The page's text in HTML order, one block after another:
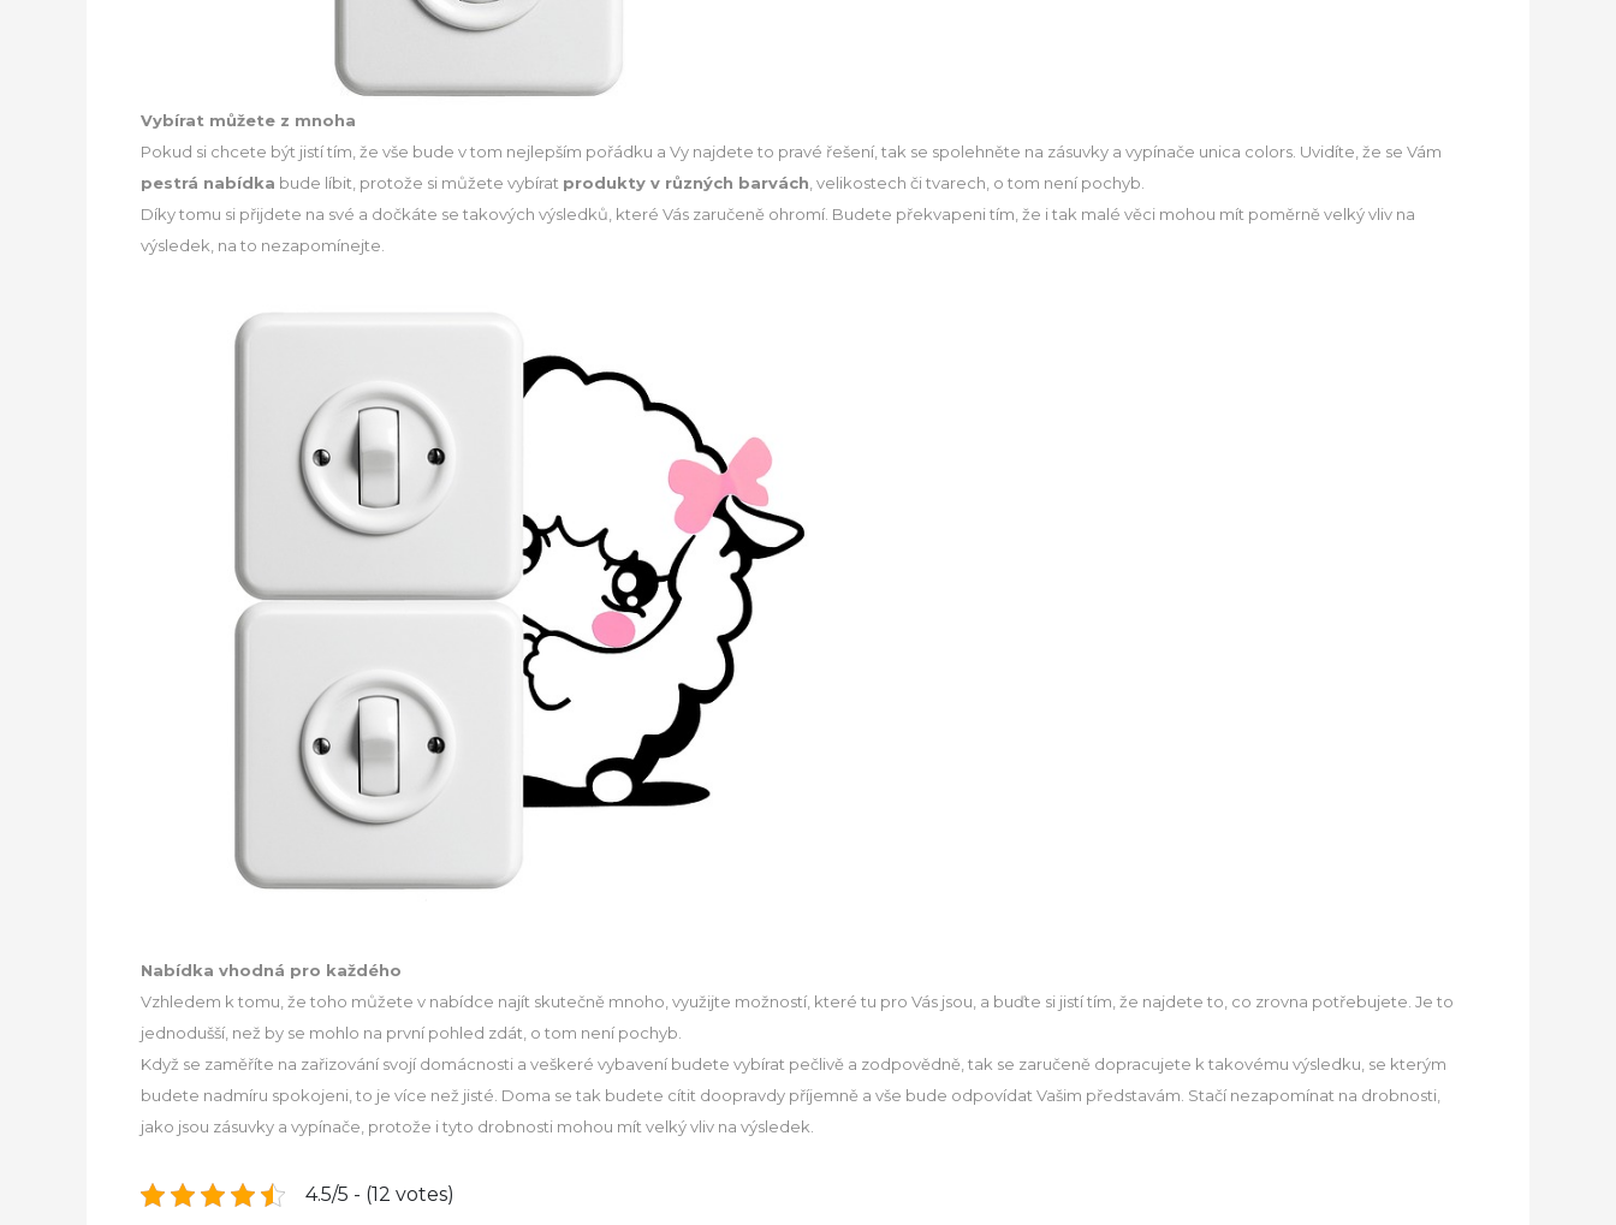
Vybírat můžete z mnoha
Pokud si chcete být jistí tím, že vše bude v tom nejlepším pořádku a Vy najdete to pravé řešení, tak se spolehněte na zásuvky a vypínače unica colors . Uvidíte, že se Vám
pestrá nabídka bude líbit, protože si můžete vybírat produkty v různých barvách , velikostech či tvarech, o tom není pochyb.
Díky tomu si přijdete na své a dočkáte se takových výsledků, které Vás zaručeně ohromí. Budete překvapeni tím, že i tak malé věci mohou mít poměrně velký vliv na
výsledek, na to nezapomínejte.
Nabídka vhodná pro každého
Vzhledem k tomu, že toho můžete v nabídce najít skutečně mnoho, využijte možností, které tu pro Vás jsou, a buďte si jistí tím, že najdete to, co zrovna potřebujete. Je to
jednodušší, než by se mohlo na první pohled zdát, o tom není pochyb.
Když se zaměříte na zařizování svojí domácnosti a veškeré vybavení budete vybírat pečlivě a zodpovědně, tak se zaručeně dopracujete k takovému výsledku, se kterým
budete nadmíru spokojeni, to je více než jisté. Doma se tak budete cítit doopravdy příjemně a vše bude odpovídat Vašim představám. Stačí nezapomínat na drobnosti,
jako jsou zásuvky a vypínače, protože i tyto drobnosti mohou mít velký vliv na výsledek.
4.5/5 - (12 votes)